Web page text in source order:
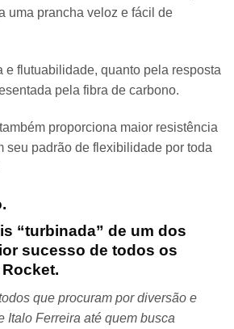
uma prancha veloz e fácil de
e flutuabilidade, quanto pela resposta
pela fibra de carbono.
proporciona maior resistência
seu padrão de flexibilidade por toda
“turbinada” de um dos
sucesso de todos os
que procuram por diversão e
Italo Ferreira até quem busca